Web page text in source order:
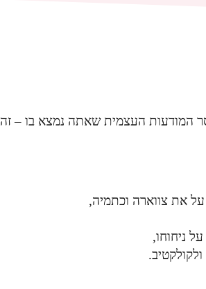
המודעות העצמית שאתה נמצא בו – זה
את צווארה וכתמיה,
ניחוחו,